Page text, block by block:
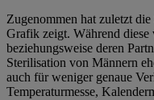
Zugenommen hat zuletzt
Grafik zeigt. Während
beziehungsweise deren
Sterilisation von Männern
auch für weniger genaue
Temperaturmesse,